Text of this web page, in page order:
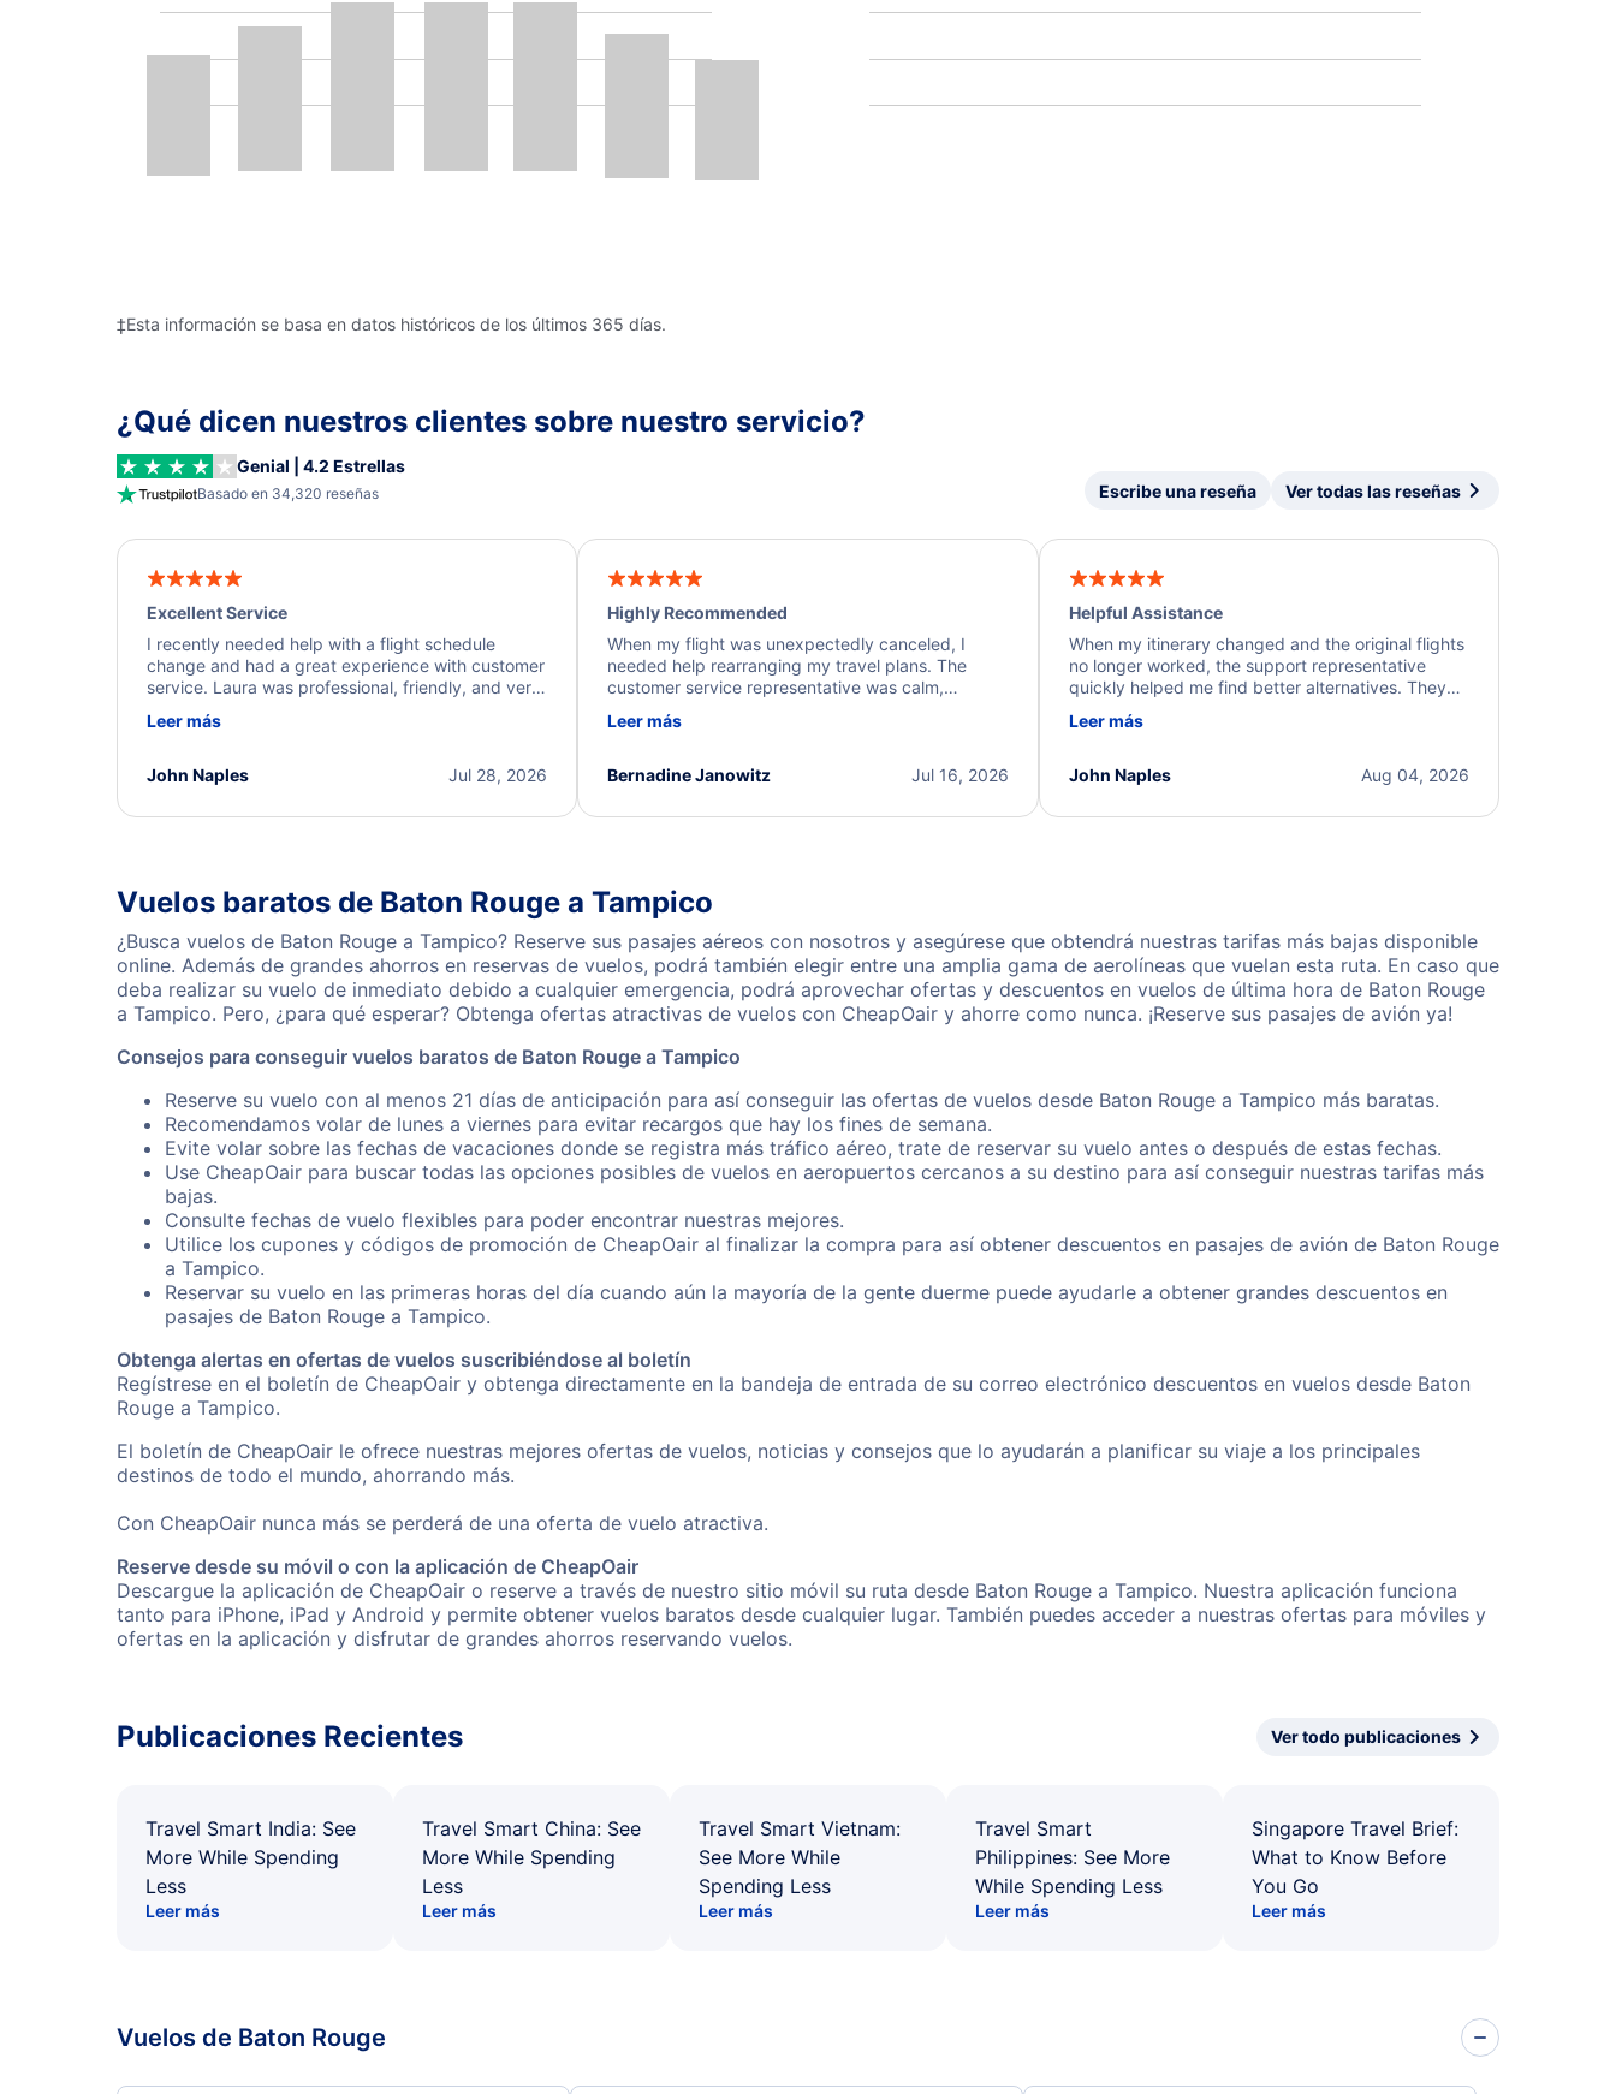
‡Esta información se basa en datos históricos de los últimos 365 días.
¿Qué dicen nuestros clientes sobre nuestro servicio?
Genial | 4.2 Estrellas
Basado en 34,320 reseñas Escribe una reseña Ver todas las reseñas
Excellent Service
I recently needed help with a flight schedule
change and had a great experience with customer
service. Laura was professional, friendly, and very
a solution and kept me informed of the next steps.
Leer más
Jul 28, 2026
John Naples
Highly Recommended
When my flight was unexpectedly canceled, I
needed help rearranging my travel plans. The
customer service representative was calm,
process. They quickly found alternative flight
I truly appreciate the excellent support and
Leer más
Jul 16, 2026
Bernadine Janowitz
Helpful Assistance
When my itinerary changed and the original flights
no longer worked, the support representative
quickly helped me find better alternatives. They
beyond to resolve the issue. I'm grateful for the
Leer más
Aug 04, 2026
John Naples
Vuelos baratos de Baton Rouge a Tampico
¿Busca vuelos de Baton Rouge a Tampico? Reserve sus pasajes aéreos con nosotros y asegúrese que obtendrá nuestras tarifas más bajas disponible
online. Además de grandes ahorros en reservas de vuelos, podrá también elegir entre una amplia gama de aerolíneas que vuelan esta ruta. En caso que
deba realizar su vuelo de inmediato debido a cualquier emergencia, podrá aprovechar ofertas y descuentos en vuelos de última hora de Baton Rouge
a Tampico. Pero, ¿para qué esperar? Obtenga ofertas atractivas de vuelos con CheapOair y ahorre como nunca. ¡Reserve sus pasajes de avión ya!
Consejos para conseguir vuelos baratos de Baton Rouge a Tampico
Reserve su vuelo con al menos 21 días de anticipación para así conseguir las ofertas de vuelos desde Baton Rouge a Tampico más baratas.
Recomendamos volar de lunes a viernes para evitar recargos que hay los fines de semana.
Evite volar sobre las fechas de vacaciones donde se registra más tráfico aéreo, trate de reservar su vuelo antes o después de estas fechas.
Use CheapOair para buscar todas las opciones posibles de vuelos en aeropuertos cercanos a su destino para así conseguir nuestras tarifas más
bajas.
Consulte fechas de vuelo flexibles para poder encontrar nuestras mejores.
Utilice los cupones y códigos de promoción de CheapOair al finalizar la compra para así obtener descuentos en pasajes de avión de Baton Rouge
a Tampico.
Reservar su vuelo en las primeras horas del día cuando aún la mayoría de la gente duerme puede ayudarle a obtener grandes descuentos en
pasajes de Baton Rouge a Tampico.
Obtenga alertas en ofertas de vuelos suscribiéndose al boletín
Regístrese en el boletín de CheapOair y obtenga directamente en la bandeja de entrada de su correo electrónico descuentos en vuelos desde Baton
Rouge a Tampico.
El boletín de CheapOair le ofrece nuestras mejores ofertas de vuelos, noticias y consejos que lo ayudarán a planificar su viaje a los principales
destinos de todo el mundo, ahorrando más.
Con CheapOair nunca más se perderá de una oferta de vuelo atractiva.
Reserve desde su móvil o con la aplicación de CheapOair
Descargue la aplicación de CheapOair o reserve a través de nuestro sitio móvil su ruta desde Baton Rouge a Tampico. Nuestra aplicación funciona
tanto para iPhone, iPad y Android y permite obtener vuelos baratos desde cualquier lugar. También puedes acceder a nuestras ofertas para móviles y
ofertas en la aplicación y disfrutar de grandes ahorros reservando vuelos.
Publicaciones Recientes Ver todo publicaciones
Travel Smart India: See
More While Spending
Less
Leer más
Travel Smart China: See
More While Spending
Less
Leer más
Travel Smart Vietnam:
See More While
Spending Less
Leer más
Travel Smart
Philippines: See More
While Spending Less
Leer más
Singapore Travel Brief:
What to Know Before
You Go
Leer más
Vuelos de Baton Rouge